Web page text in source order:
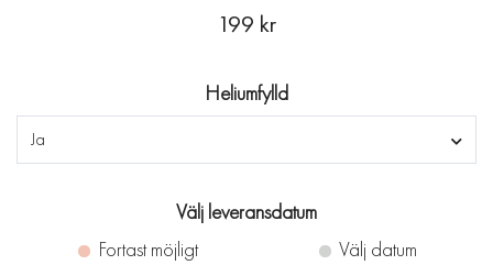
199 kr
Heliumfylld
Ja
Välj leveransdatum
Fortast möjligt
Välj datum